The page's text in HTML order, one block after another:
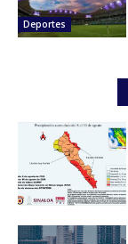
Deportes